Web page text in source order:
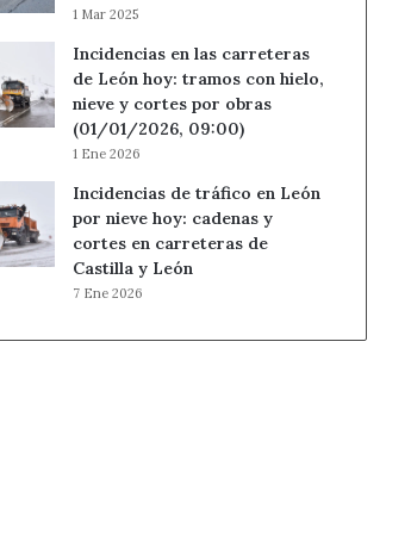
1 Mar 2025
Incidencias en las carreteras
de León hoy: tramos con hielo,
nieve y cortes por obras
(01/01/2026, 09:00)
1 Ene 2026
Incidencias de tráfico en León
por nieve hoy: cadenas y
cortes en carreteras de
Castilla y León
7 Ene 2026